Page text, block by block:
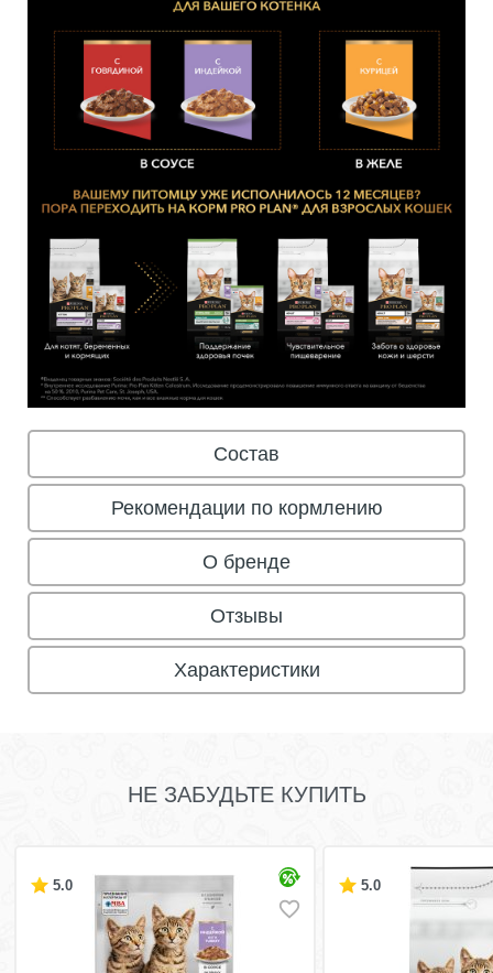
Состав
Рекомендации по кормлению
О бренде
Отзывы
Характеристики
НЕ ЗАБУДЬТЕ КУПИТЬ
5.0 5.0